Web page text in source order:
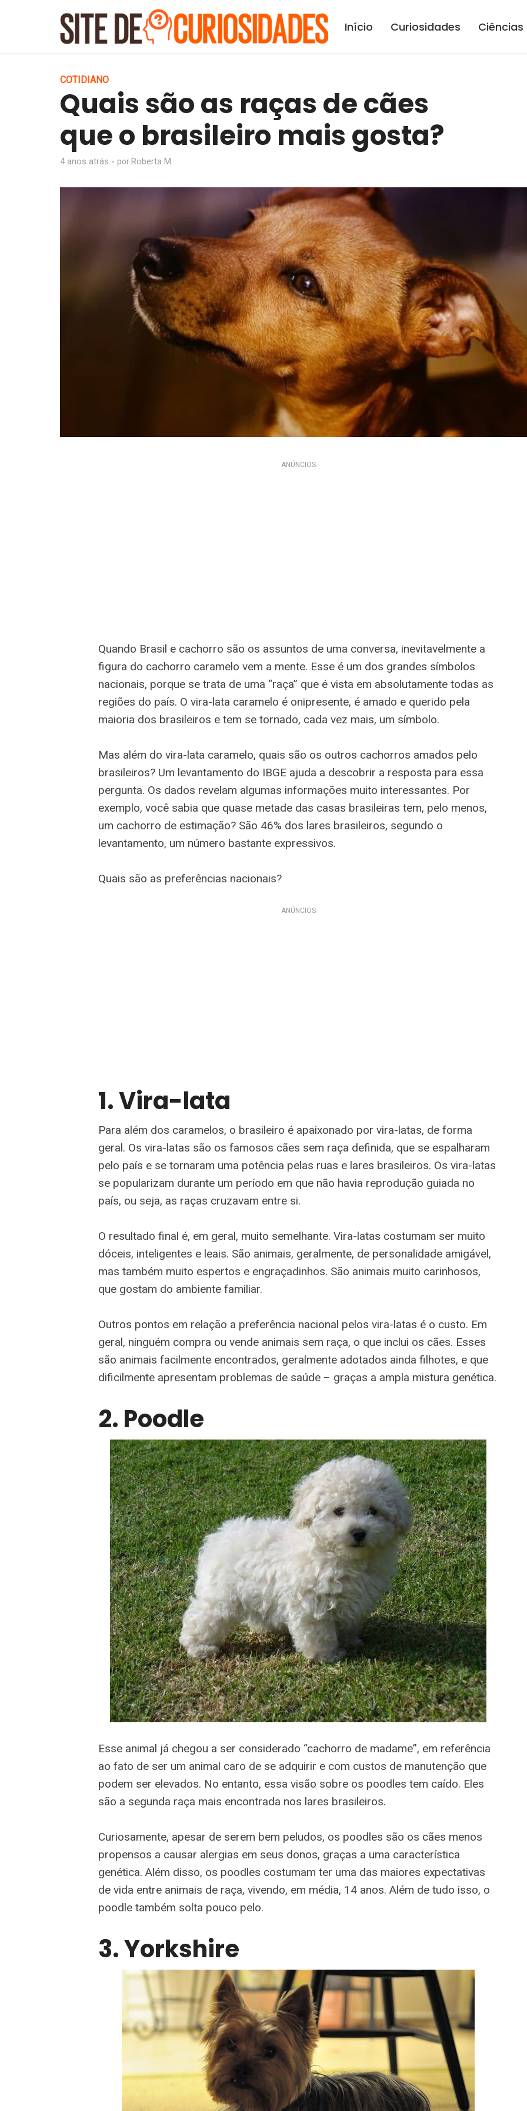
Início Curiosidades Ciências
COTIDIANO
Quais são as raças de cães
que o brasileiro mais gosta?
4 anos atrás porRoberta M.
ANÚNCIOS
Quando Brasil e cachorro são os assuntos de uma conversa, inevitavelmente a
figura do cachorro caramelo vem a mente. Esse é um dos grandes símbolos
nacionais, porque se trata de uma “raça” que é vista em absolutamente todas as
regiões do país. O vira-lata caramelo é onipresente, é amado e querido pela
maioria dos brasileiros e tem se tornado, cada vez mais, um símbolo.
Mas além do vira-lata caramelo, quais são os outros cachorros amados pelo
brasileiros? Um levantamento do IBGE ajuda a descobrir a resposta para essa
pergunta. Os dados revelam algumas informações muito interessantes. Por
exemplo, você sabia que quase metade das casas brasileiras tem, pelo menos,
um cachorro de estimação? São 46% dos lares brasileiros, segundo o
levantamento, um número bastante expressivos.
Quais são as preferências nacionais?
ANÚNCIOS
1. Vira-lata
Para além dos caramelos, o brasileiro é apaixonado por vira-latas, de forma
geral. Os vira-latas são os famosos cães sem raça definida, que se espalharam
pelo país e se tornaram uma potência pelas ruas e lares brasileiros. Os vira-latas
se popularizam durante um período em que não havia reprodução guiada no
país, ou seja, as raças cruzavam entre si.
O resultado final é, em geral, muito semelhante. Vira-latas costumam ser muito
dóceis, inteligentes e leais. São animais, geralmente, de personalidade amigável,
mas também muito espertos e engraçadinhos. São animais muito carinhosos,
que gostam do ambiente familiar.
Outros pontos em relação a preferência nacional pelos vira-latas é o custo. Em
geral, ninguém compra ou vende animais sem raça, o que inclui os cães. Esses
são animais facilmente encontrados, geralmente adotados ainda filhotes, e que
dificilmente apresentam problemas de saúde – graças a ampla mistura genética.
2. Poodle
Esse animal já chegou a ser considerado “cachorro de madame”, em referência
ao fato de ser um animal caro de se adquirir e com custos de manutenção que
podem ser elevados. No entanto, essa visão sobre os poodles tem caído. Eles
são a segunda raça mais encontrada nos lares brasileiros.
Curiosamente, apesar de serem bem peludos, os poodles são os cães menos
propensos a causar alergias em seus donos, graças a uma característica
genética. Além disso, os poodles costumam ter uma das maiores expectativas
de vida entre animais de raça, vivendo, em média, 14 anos. Além de tudo isso, o
poodle também solta pouco pelo.
3. Yorkshire